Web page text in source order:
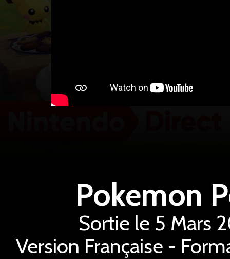
Pokemon
Sortie le 5 Mars
Version Française -